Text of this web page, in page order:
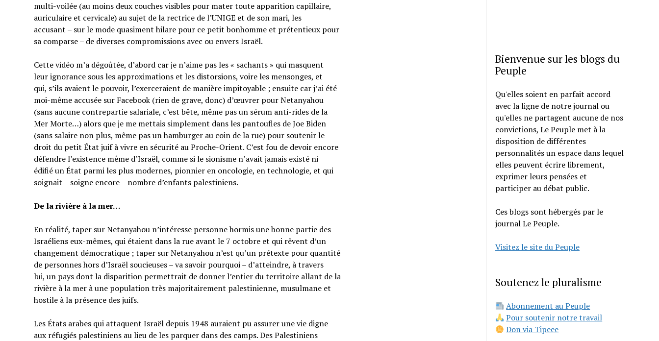
multi-voilée (au moins deux couches visibles pour mater toute apparition capillaire,
auriculaire et cervicale) au sujet de la rectrice de l’UNIGE et de son mari, les
accusant – sur le mode quasiment hilare pour ce petit bonhomme et prétentieux pour
sa comparse – de diverses compromissions avec ou envers Israël.
Cette vidéo m’a dégoûtée, d’abord car je n’aime pas les « sachants » qui masquent
leur ignorance sous les approximations et les distorsions, voire les mensonges, et
qui, s’ils avaient le pouvoir, l’exerceraient de manière impitoyable ; ensuite car j’ai été
moi-même accusée sur Facebook (rien de grave, donc) d’œuvrer pour Netanyahou
(sans aucune contrepartie salariale, c’est bête, même pas un sérum anti-rides de la
Mer Morte…) alors que je me mettais simplement dans les pantoufles de Joe Biden
(sans salaire non plus, même pas un hamburger au coin de la rue) pour soutenir le
droit du petit État juif à vivre en sécurité au Proche-Orient. C’est fou de devoir encore
défendre l’existence même d’Israël, comme si le sionisme n’avait jamais existé ni
édifié un État parmi les plus modernes, pionnier en oncologie, en technologie, et qui
soignait – soigne encore – nombre d’enfants palestiniens.
De la rivière à la mer…
En réalité, taper sur Netanyahou n’intéresse personne hormis une bonne partie des
Israéliens eux-mêmes, qui étaient dans la rue avant le 7 octobre et qui rêvent d’un
changement démocratique ; taper sur Netanyahou n’est qu’un prétexte pour quantité
de personnes hors d’Israël soucieuses – va savoir pourquoi – d’atteindre, à travers
lui, un pays dont la disparition permettrait de donner l’entier du territoire allant de la
rivière à la mer à une population très majoritairement palestinienne, musulmane et
hostile à la présence des juifs.
Les États arabes qui attaquent Israël depuis 1948 auraient pu assurer une vie digne
aux réfugiés palestiniens au lieu de les parquer dans des camps. Des Palestiniens
Bienvenue sur les blogs du
Peuple
Qu'elles soient en parfait accord
avec la ligne de notre journal ou
qu'elles ne partagent aucune de nos
convictions, Le Peuple met à la
disposition de différentes
personnalités un espace dans lequel
elles peuvent écrire librement,
exprimer leurs pensées et
participer au débat public.
Ces blogs sont hébergés par le
journal Le Peuple.
Visitez le site du Peuple
Soutenez le pluralisme
Abonnement au Peuple
Pour soutenir notre travail
Don via Tipeee